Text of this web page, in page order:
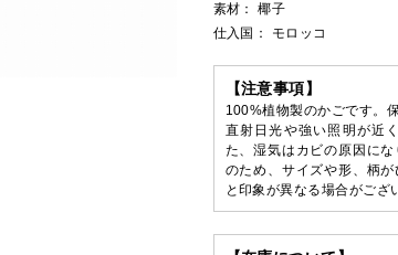
素材： 椰子
仕入国： モロッコ
【注意事項】
100%植物製のかごです。
直射日光や強い照明が近
た、湿気はカビの原因に
のため、サイズや形、柄
と印象が異なる場合がご